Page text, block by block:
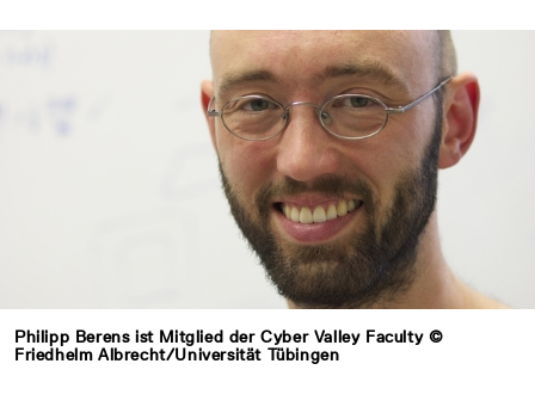
Philipp Berens ist Mitglied der Cyber Valley Faculty ©
Friedhelm Albrecht/Universität Tübingen